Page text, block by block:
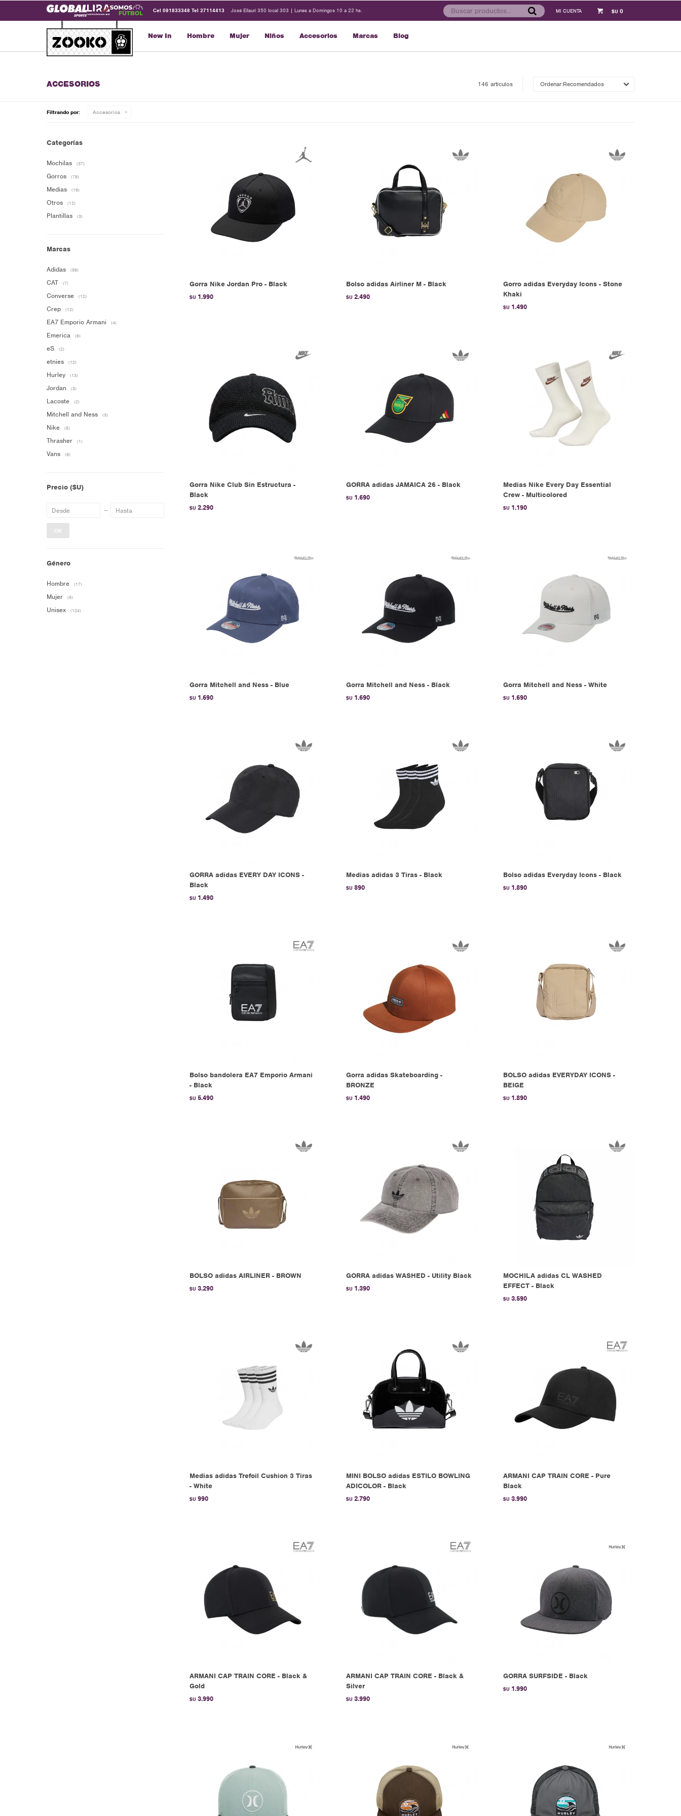
New In Hombre Mujer Niños Accesorios Marcas Blog
$U 0
Cel 091833348 Tel 27114413 José Ellauri 350 local 303 | Lunes a Domingos 10 a 22 hs.
ACCESORIOS 146 artículos Recomendados
Filtrando por: Accesorios
Gorra Nike Jordan Pro - Black
$U 1.990
Bolso adidas Airliner M - Black
$U 2.490
Gorro adidas Everyday Icons - Stone
Khaki
$U 1.490
Gorra Nike Club Sin Estructura -
Black
$U 2.290
GORRA adidas JAMAICA 26 - Black
$U 1.690
Medias Nike Every Day Essential
Crew - Multicolored
$U 1.190
Gorra Mitchell and Ness - Blue
$U 1.690
Gorra Mitchell and Ness - Black
$U 1.690
Gorra Mitchell and Ness - White
$U 1.690
GORRA adidas EVERY DAY ICONS -
Black
$U 1.490
Medias adidas 3 Tiras - Black
$U 890
Bolso adidas Everyday Icons - Black
$U 1.890
Bolso bandolera EA7 Emporio Armani
- Black
$U 5.490
Gorra adidas Skateboarding -
BRONZE
$U 1.490
BOLSO adidas EVERYDAY ICONS -
BEIGE
$U 1.890
BOLSO adidas AIRLINER - BROWN
$U 3.290
GORRA adidas WASHED - Utility Black
$U 1.390
MOCHILA adidas CL WASHED
EFFECT - Black
$U 3.590
Medias adidas Trefoil Cushion 3 Tiras
- White
$U 990
MINI BOLSO adidas ESTILO BOWLING
ADICOLOR - Black
$U 2.790
ARMANI CAP TRAIN CORE - Pure
Black
$U 3.990
ARMANI CAP TRAIN CORE - Black &
Gold
$U 3.990
ARMANI CAP TRAIN CORE - Black &
Silver
$U 3.990
GORRA SURFSIDE - Black
$U 1.990
Categorías
Mochilas (37)
Gorros (78)
Medias (16)
Otros (12)
Plantillas (3)
Marcas
Adidas (56)
CAT (7)
Converse (12)
Crep (12)
EA7 Emporio Armani (4)
Emerica (6)
eS (2)
etnies (12)
Hurley (13)
Jordan (3)
Lacoste (2)
Mitchell and Ness (3)
Nike (5)
Thrasher (1)
Vans (8)
Precio ($U)
OK
Género
Hombre (17)
Mujer (5)
Unisex (124)